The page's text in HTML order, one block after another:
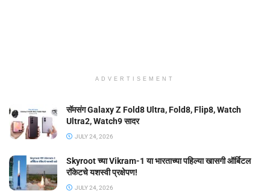
ADVERTISEMENT
सॅमसंग Galaxy Z Fold8 Ultra, Fold8, Flip8, Watch
Ultra2, Watch9 सादर
JULY 24, 2026
Skyroot च्या Vikram-1 या भारताच्या पहिल्या खासगी ऑर्बिटल
रॉकेटचे यशस्वी प्रक्षेपण!
JULY 24, 2026